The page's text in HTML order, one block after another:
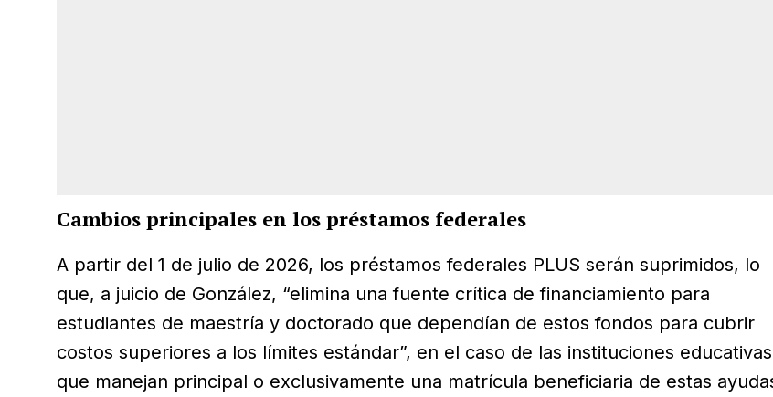
Cambios principales en los préstamos federales
A partir del 1 de julio de 2026, los préstamos federales PLUS serán suprimidos, lo
que, a juicio de González, “elimina una fuente crítica de financiamiento para
estudiantes de maestría y doctorado que dependían de estos fondos para cubrir
costos superiores a los límites estándar”, en el caso de las instituciones educativas
que manejan principal o exclusivamente una matrícula beneficiaria de estas